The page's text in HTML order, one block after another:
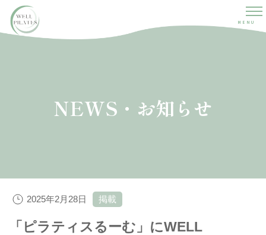
MENU
NEWS・お知らせ
2025年2月28日 掲載
「ピラティスるーむ」にWELL